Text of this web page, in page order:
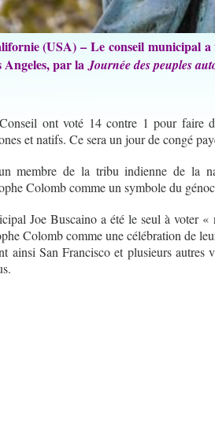
(USA) – Le conseil municipal
Angeles, par laJournée des peuples
ont voté 14 contre 1 pour faire
et natifs. Ce sera un jour de congé
membre de la tribu indienne de la
Colomb comme un symbole du
Joe Buscaino a été le seul à voter
Colomb comme une célébration de
ainsi San Francisco et plusieurs